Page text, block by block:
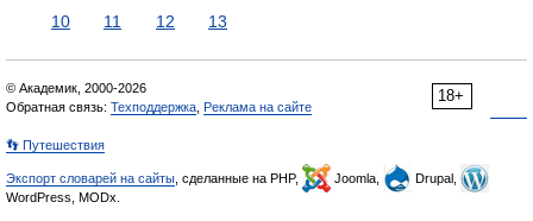
10
11 12 13
18+
© Академик, 2000-2026
Обратная связь: Техподдержка Реклама на сайте
👣 Путешествия
Экспорт словарей на сайты , сделанные на PHP, Joomla,
Drupal,
WordPress, MODx.